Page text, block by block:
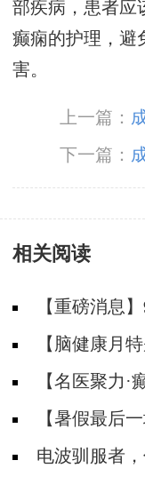
部疾病，患者应
癫痫的护理，避
害。
上一篇：
好吗下一篇：
据
相关阅读
【重磅消息
祥琴教授成都领
线！
【脑健康月
坛医院杨涛博士
年龄段癫痫患者
【名医聚力·
医院神经内科周
限，速约！
【暑假最后
日，北京大学首
电波驯服者